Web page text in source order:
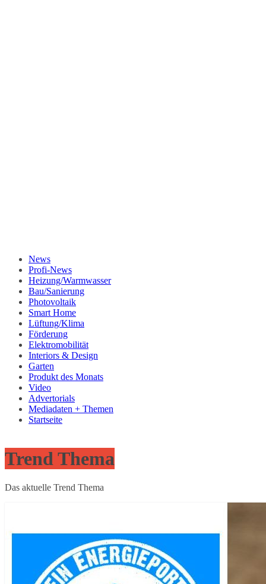
News
Profi-News
Heizung/Warmwasser
Bau/Sanierung
Photovoltaik
Smart Home
Lüftung/Klima
Förderung
Elektromobilität
Interiors & Design
Garten
Produkt des Monats
Video
Advertorials
Mediadaten + Themen
Startseite
Trend Thema
Das aktuelle Trend Thema